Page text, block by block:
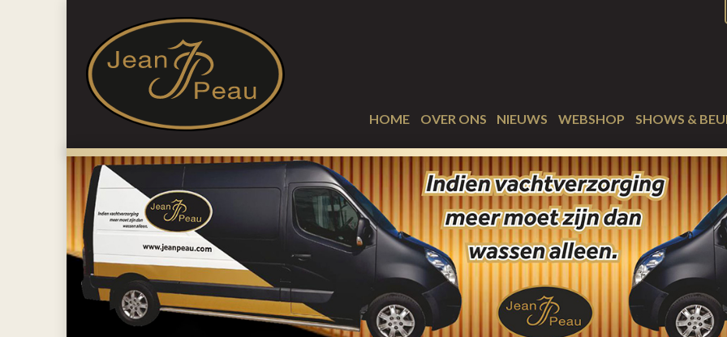
HOME OVER ONS NIEUWS WEBSHOP SHOWS &